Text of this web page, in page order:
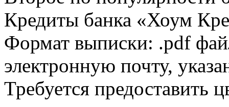
Кредиты банка «Хоум
Формат выписки: .pdf
электронную почту,
Требуется предоставить